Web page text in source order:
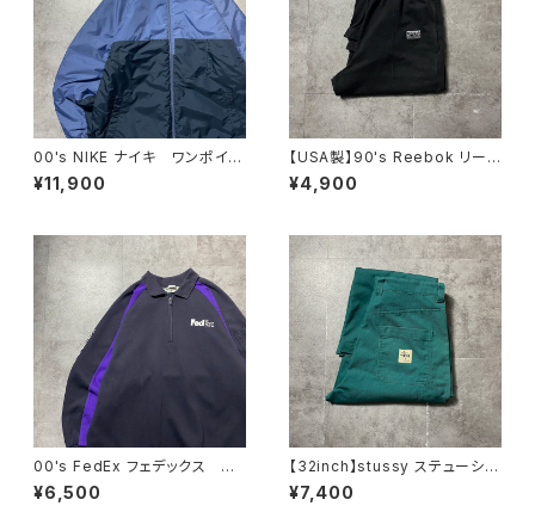
00's NIKE ナイキ ワンポイン
ト ラベルロゴ バイカラー
中綿 ナイロンジャケット
¥11,900
【USA製】90's Reebok リー
ボック ベクターロゴ ラベ
ル ブラック 薄手 スウェット
¥4,900
00's FedEx フェデックス ハ
ーフジップ ワンポイント プリ
ント スウェット トレーナー
¥6,500
【32inch】stussy ステューシ
ー ジッパーフライ グリー
ン ダブルニー ワークパンツ
¥7,400